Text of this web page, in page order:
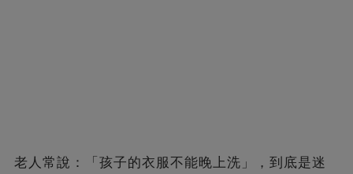
老人常說：「孩子的衣服不能晚上洗」，到底是迷